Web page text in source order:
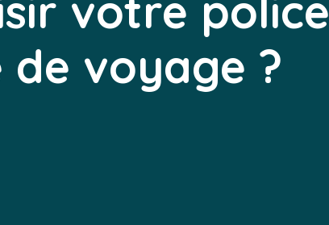
votre police
de voyage ?